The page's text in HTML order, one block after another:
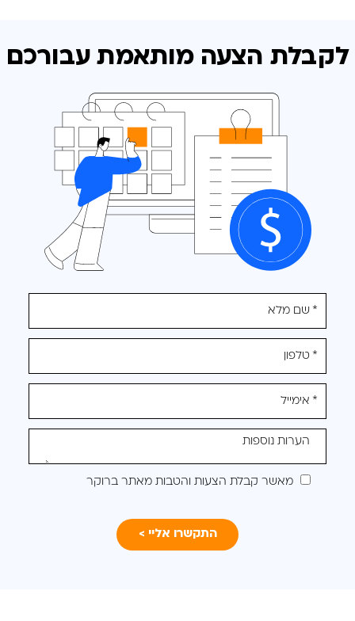
לקבלת הצעה מותאמת עבורכם
אנא
מלאו
את
טופס
לקבלת
הצעה
מותאמת
מאשר קבלת הצעות והטבות מאתר ברוקר